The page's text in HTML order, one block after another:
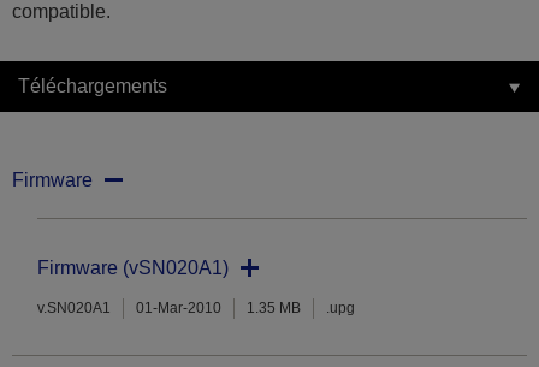
compatible.
Téléchargements
Firmware
Firmware (vSN020A1)
v.SN020A1 01-Mar-2010 1.35 MB .upg